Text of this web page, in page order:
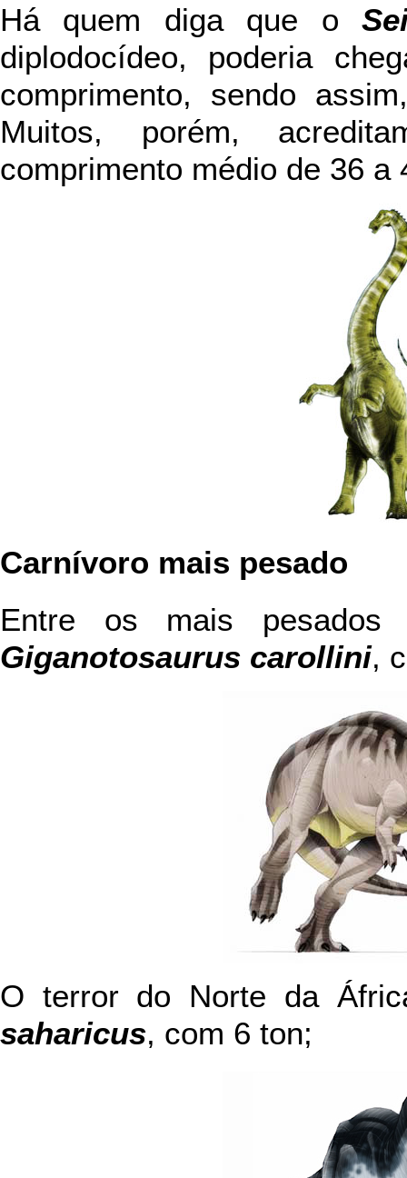
Há quem diga que o
diplodocídeo, poderia
comprimento, sendo
Muitos, porém,
comprimento médio de 36 a
Carnívoro mais pesado
Entre os mais pesados
Giganotosaurus carollini,
O terror do Norte da
saharicus, com 6 ton;